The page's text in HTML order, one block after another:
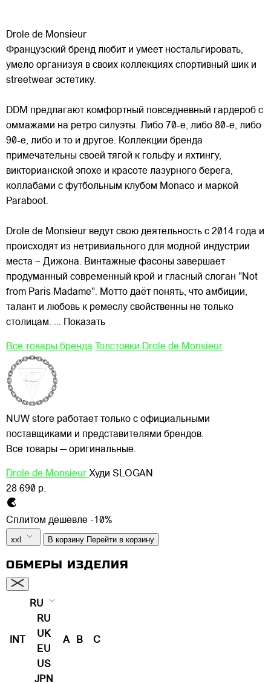
Drole de Monsieur
Французский бренд любит и умеет ностальгировать,
умело организуя в своих коллекциях спортивный шик и
streetwear эстетику.
DDM предлагают комфортный повседневный гардероб с
оммажами на ретро силуэты. Либо 70-е, либо 80-е, либо
90-е, либо и то и другое. Коллекции бренда
примечательны своей тягой к гольфу и яхтингу,
викторианской эпохе и красоте лазурного берега,
коллабами с футбольным клубом Monaco и маркой
Paraboot.
Drole de Monsieur ведут свою деятельность с 2014 года и
происходят из нетривиального для модной индустрии
места – Дижона. Винтажные фасоны завершает
продуманный современный крой и гласный слоган "Not
from Paris Madame". Мотто даёт понять, что амбиции,
талант и любовь к ремеслу свойственны не только
столицам. ... Показать
Все товары бренда Толстовки Drole de Monsieur
NUW store работает только с официальными
поставщиками и представителями брендов.
Все товары — оригинальные.
Drole de Monsieur Худи SLOGAN
28 690 р.
Сплитом дешевле -10%
xxl В корзину Перейти в корзину
ОБМЕРЫ ИЗДЕЛИЯ
INT
RU
RU
UK
EU
US
JPN
A B C